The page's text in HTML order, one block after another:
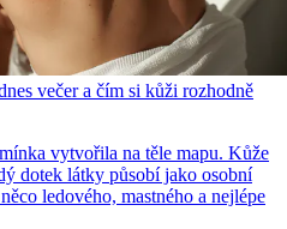
večer a čím si kůži rozhodně
vytvořila na těle mapu. Kůže
dotek látky působí jako osobní
ledového, mastného a nejlépe